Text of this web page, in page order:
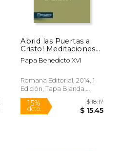
Abrid las Puertas a
Cristo! Meditaciones
Sobre Juan Pablo ii
Papa Benedicto XVI
Romana Editorial, 2014, 1
Edición, Tapa Blanda,
Nuevo